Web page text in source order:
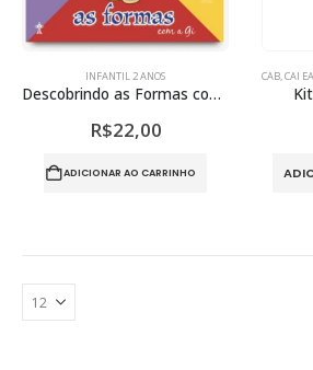
INFANTIL 2 ANOS
Descobrindo as Formas com a Gi
R$22,00
ADICIONAR AO CARRINHO
CAB CAI